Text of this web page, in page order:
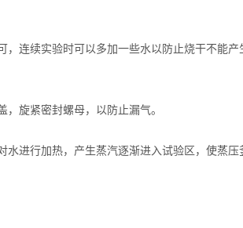
续实验时可以多加一些水以防止烧干不能产
旋紧密封螺母，以防止漏气。
进行加热，产生蒸汽逐渐进入试验区，使蒸压